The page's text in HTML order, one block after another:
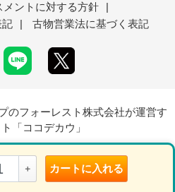
＋ カートに入れる
メントに対する方針
|
| 古物営業法に基づく表記
のフォーレスト株式会社が運営す
「ココデカウ」
Ｃ スマートフォン